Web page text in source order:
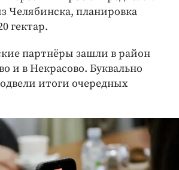
Челябинска, планировка
гектар.
партнёры зашли в район
и в Некрасово. Буквально
итоги очередных